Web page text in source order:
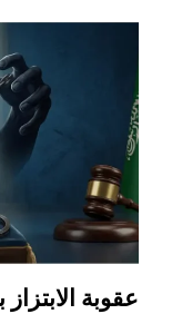
عقوبة